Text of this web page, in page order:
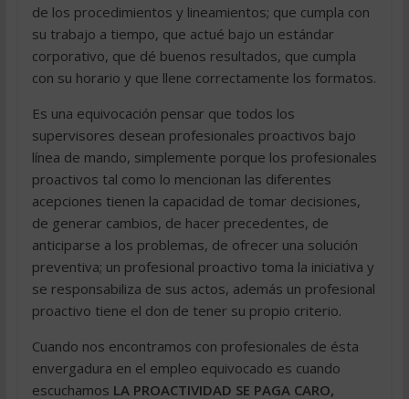
de los procedimientos y lineamientos; que cumpla con
su trabajo a tiempo, que actué bajo un estándar
corporativo, que dé buenos resultados, que cumpla
con su horario y que llene correctamente los formatos.
Es una equivocación pensar que todos los
supervisores desean profesionales proactivos bajo
línea de mando, simplemente porque los profesionales
proactivos tal como lo mencionan las diferentes
acepciones tienen la capacidad de tomar decisiones,
de generar cambios, de hacer precedentes, de
anticiparse a los problemas, de ofrecer una solución
preventiva; un profesional proactivo toma la iniciativa y
se responsabiliza de sus actos, además un profesional
proactivo tiene el don de tener su propio criterio.
Cuando nos encontramos con profesionales de ésta
envergadura en el empleo equivocado es cuando
escuchamos LA PROACTIVIDAD SE PAGA CARO,